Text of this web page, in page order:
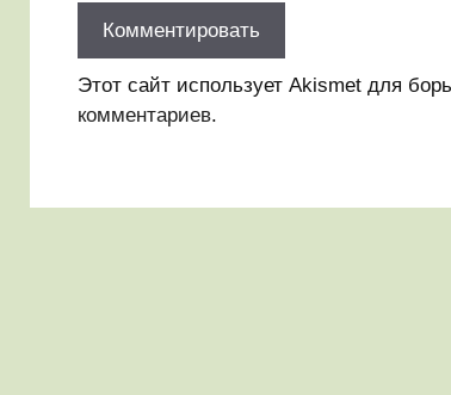
Этот сайт использует Akismet для
комментариев.